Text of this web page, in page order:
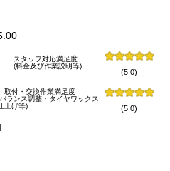
スタッフ対応満足度
(料金及び作業説明等)
(5.0)
取付・交換作業満足度
ランス調整・タイヤワックス
上げ等)
(5.0)